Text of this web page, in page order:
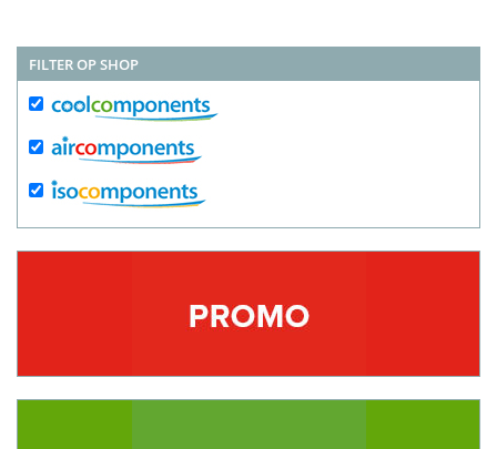
FILTER OP SHOP